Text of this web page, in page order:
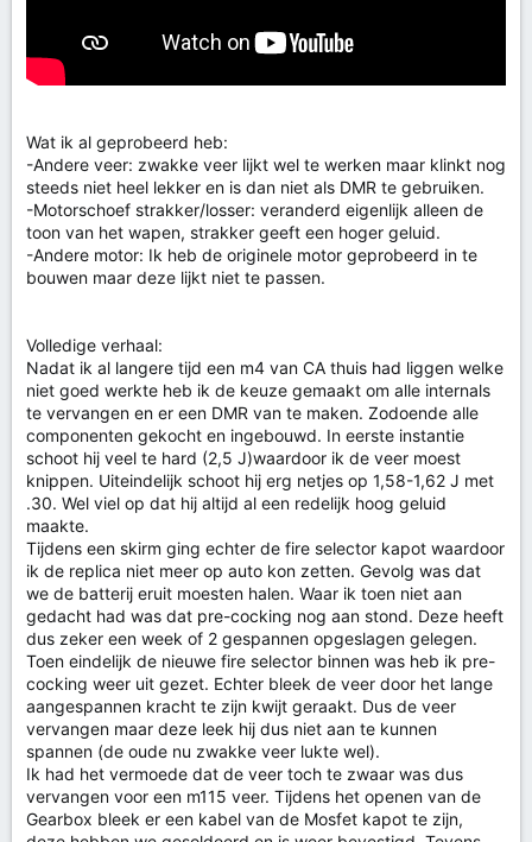
Wat ik al geprobeerd heb:
-Andere veer: zwakke veer lijkt wel te werken maar klinkt nog
steeds niet heel lekker en is dan niet als DMR te gebruiken.
-Motorschoef strakker/losser: veranderd eigenlijk alleen de
toon van het wapen, strakker geeft een hoger geluid.
-Andere motor: Ik heb de originele motor geprobeerd in te
bouwen maar deze lijkt niet te passen.
Volledige verhaal:
Nadat ik al langere tijd een m4 van CA thuis had liggen welke
niet goed werkte heb ik de keuze gemaakt om alle internals
te vervangen en er een DMR van te maken. Zodoende alle
componenten gekocht en ingebouwd. In eerste instantie
schoot hij veel te hard (2,5 J)waardoor ik de veer moest
knippen. Uiteindelijk schoot hij erg netjes op 1,58-1,62 J met
.30. Wel viel op dat hij altijd al een redelijk hoog geluid
maakte.
Tijdens een skirm ging echter de fire selector kapot waardoor
ik de replica niet meer op auto kon zetten. Gevolg was dat
we de batterij eruit moesten halen. Waar ik toen niet aan
gedacht had was dat pre-cocking nog aan stond. Deze heeft
dus zeker een week of 2 gespannen opgeslagen gelegen.
Toen eindelijk de nieuwe fire selector binnen was heb ik pre-
cocking weer uit gezet. Echter bleek de veer door het lange
aangespannen kracht te zijn kwijt geraakt. Dus de veer
vervangen maar deze leek hij dus niet aan te kunnen
spannen (de oude nu zwakke veer lukte wel).
Ik had het vermoede dat de veer toch te zwaar was dus
vervangen voor een m115 veer. Tijdens het openen van de
Gearbox bleek er een kabel van de Mosfet kapot te zijn,